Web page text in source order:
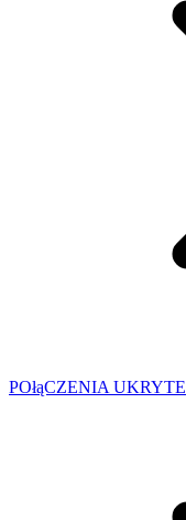
POłąCZENIA UKRYTE